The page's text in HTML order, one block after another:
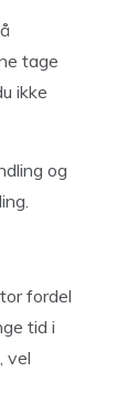
tage
ikke
og
fordel
tid i
vel